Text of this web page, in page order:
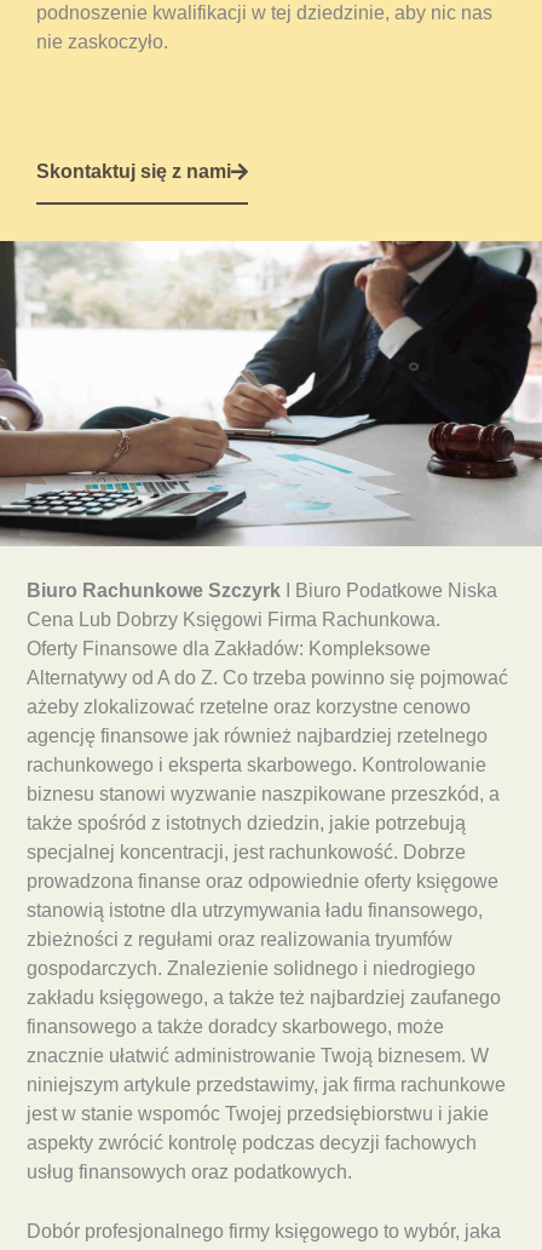
podnoszenie kwalifikacji w tej dziedzinie, aby nic nas
nie zaskoczyło.
Skontaktuj się z nami
Biuro Rachunkowe Szczyrk I Biuro Podatkowe Niska
Cena Lub Dobrzy Księgowi Firma Rachunkowa.
Oferty Finansowe dla Zakładów: Kompleksowe
Alternatywy od A do Z. Co trzeba powinno się pojmować
ażeby zlokalizować rzetelne oraz korzystne cenowo
agencję finansowe jak również najbardziej rzetelnego
rachunkowego i eksperta skarbowego. Kontrolowanie
biznesu stanowi wyzwanie naszpikowane przeszkód, a
także spośród z istotnych dziedzin, jakie potrzebują
specjalnej koncentracji, jest rachunkowość. Dobrze
prowadzona finanse oraz odpowiednie oferty księgowe
stanowią istotne dla utrzymywania ładu finansowego,
zbieżności z regułami oraz realizowania tryumfów
gospodarczych. Znalezienie solidnego i niedrogiego
zakładu księgowego, a także też najbardziej zaufanego
finansowego a także doradcy skarbowego, może
znacznie ułatwić administrowanie Twoją biznesem. W
niniejszym artykule przedstawimy, jak firma rachunkowe
jest w stanie wspomóc Twojej przedsiębiorstwu i jakie
aspekty zwrócić kontrolę podczas decyzji fachowych
usług finansowych oraz podatkowych.
Dobór profesjonalnego firmy księgowego to wybór, jaka